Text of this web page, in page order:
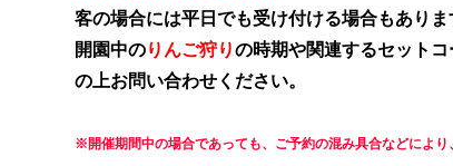
客の場合には平日でも受け付ける場合もありま
開園中のりんご狩りの時期や関連するセット
の上お問い合わせください。
※開催期間中の場合であっても、ご予約の混み具合などによ